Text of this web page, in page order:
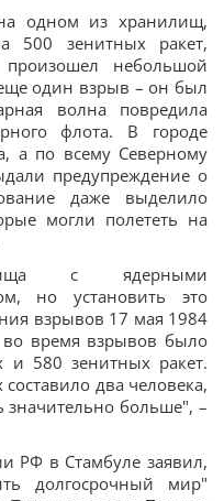
одном из хранилищ,
500 зенитных ракет,
небольшой
один взрыв – он был
волна повредила
флота. В городе
а по всему Северному
предупреждение о
даже выделило
могли полететь на
с ядерными
но установить это
взрывов 17 мая 1984
во время взрывов было
и 580 зенитных ракет.
два человека,
значительно больше", –
РФ в Стамбуле заявил,
долгосрочный мир"